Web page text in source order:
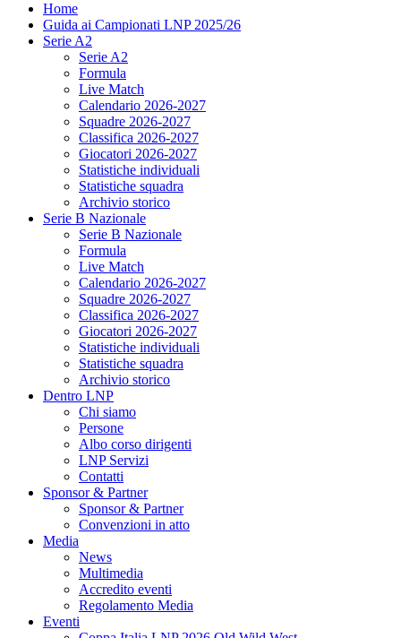
Home
Guida ai Campionati LNP 2025/26
Serie A2
Serie A2
Formula
Live Match
Calendario 2026-2027
Squadre 2026-2027
Classifica 2026-2027
Giocatori 2026-2027
Statistiche individuali
Statistiche squadra
Archivio storico
Serie B Nazionale
Serie B Nazionale
Formula
Live Match
Calendario 2026-2027
Squadre 2026-2027
Classifica 2026-2027
Giocatori 2026-2027
Statistiche individuali
Statistiche squadra
Archivio storico
Dentro LNP
Chi siamo
Persone
Albo corso dirigenti
LNP Servizi
Contatti
Sponsor & Partner
Sponsor & Partner
Convenzioni in atto
Media
News
Multimedia
Accredito eventi
Regolamento Media
Eventi